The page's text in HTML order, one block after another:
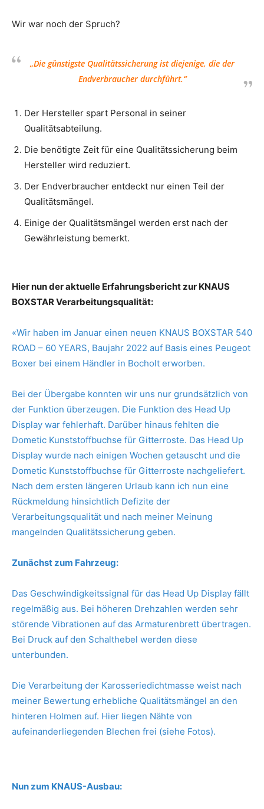
Wir war noch der Spruch?
„Die günstigste Qualitätssicherung ist diejenige, die der
Endverbraucher durchführt.“
Der Hersteller spart Personal in seiner
Qualitätsabteilung.
Die benötigte Zeit für eine Qualitätssicherung beim
Hersteller wird reduziert.
Der Endverbraucher entdeckt nur einen Teil der
Qualitätsmängel.
Einige der Qualitätsmängel werden erst nach der
Gewährleistung bemerkt.
Hier nun der aktuelle Erfahrungsbericht zur KNAUS
BOXSTAR Verarbeitungsqualität:
«Wir haben im Januar einen neuen KNAUS BOXSTAR 540
ROAD – 60 YEARS, Baujahr 2022 auf Basis eines Peugeot
Boxer bei einem Händler in Bocholt erworben.
Bei der Übergabe konnten wir uns nur grundsätzlich von
der Funktion überzeugen. Die Funktion des Head Up
Display war fehlerhaft. Darüber hinaus fehlten die
Dometic Kunststoffbuchse für Gitterroste. Das Head Up
Display wurde nach einigen Wochen getauscht und die
Dometic Kunststoffbuchse für Gitterroste nachgeliefert.
Nach dem ersten längeren Urlaub kann ich nun eine
Rückmeldung hinsichtlich Defizite der
Verarbeitungsqualität und nach meiner Meinung
mangelnden Qualitätssicherung geben.
Zunächst zum Fahrzeug:
Das Geschwindigkeitssignal für das Head Up Display fällt
regelmäßig aus. Bei höheren Drehzahlen werden sehr
störende Vibrationen auf das Armaturenbrett übertragen.
Bei Druck auf den Schalthebel werden diese
unterbunden.
Die Verarbeitung der Karosseriedichtmasse weist nach
meiner Bewertung erhebliche Qualitätsmängel an den
hinteren Holmen auf. Hier liegen Nähte von
aufeinanderliegenden Blechen frei (siehe Fotos).
Nun zum KNAUS-Ausbau: